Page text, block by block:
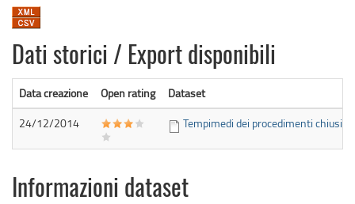
Dati storici / Export disponibili
Data creazione Open rating
Dataset
24/12/2014
Tempimedi dei procedimenti chiusi
Informazioni dataset